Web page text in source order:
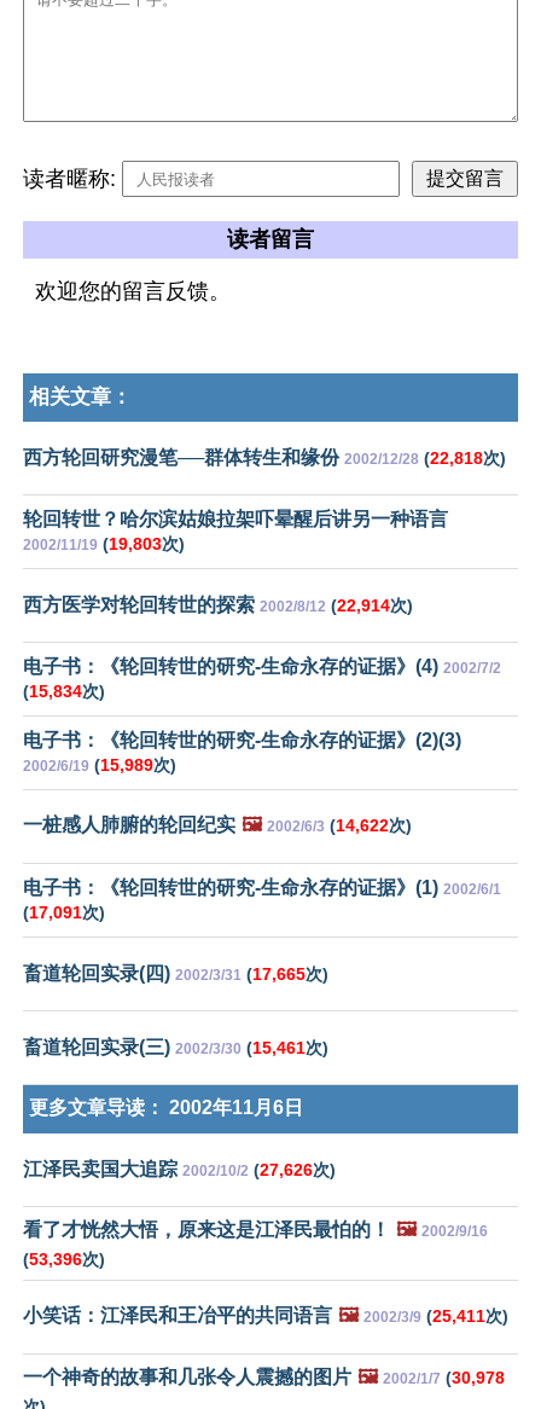
读者暱称:
读者留言
欢迎您的留言反馈。
相关文章：
西方轮回研究漫笔──群体转生和缘份 2002/12/28 (22,818次)
轮回转世？哈尔滨姑娘拉架吓晕醒后讲另一种语言
2002/11/19 (19,803次)
西方医学对轮回转世的探索 2002/8/12 (22,914次)
电子书：《轮回转世的研究-生命永存的证据》(4) 2002/7/2
(15,834次)
电子书：《轮回转世的研究-生命永存的证据》(2)(3)
2002/6/19 (15,989次)
一桩感人肺腑的轮回纪实 🖼️ 2002/6/3 (14,622次)
电子书：《轮回转世的研究-生命永存的证据》(1) 2002/6/1
(17,091次)
畜道轮回实录(四) 2002/3/31 (17,665次)
畜道轮回实录(三) 2002/3/30 (15,461次)
更多文章导读： 2002年11月6日
江泽民卖国大追踪 2002/10/2 (27,626次)
看了才恍然大悟，原来这是江泽民最怕的！ 🖼️ 2002/9/16
(53,396次)
小笑话：江泽民和王冶平的共同语言 🖼️ 2002/3/9 (25,411次)
一个神奇的故事和几张令人震撼的图片 🖼️ 2002/1/7 (30,978